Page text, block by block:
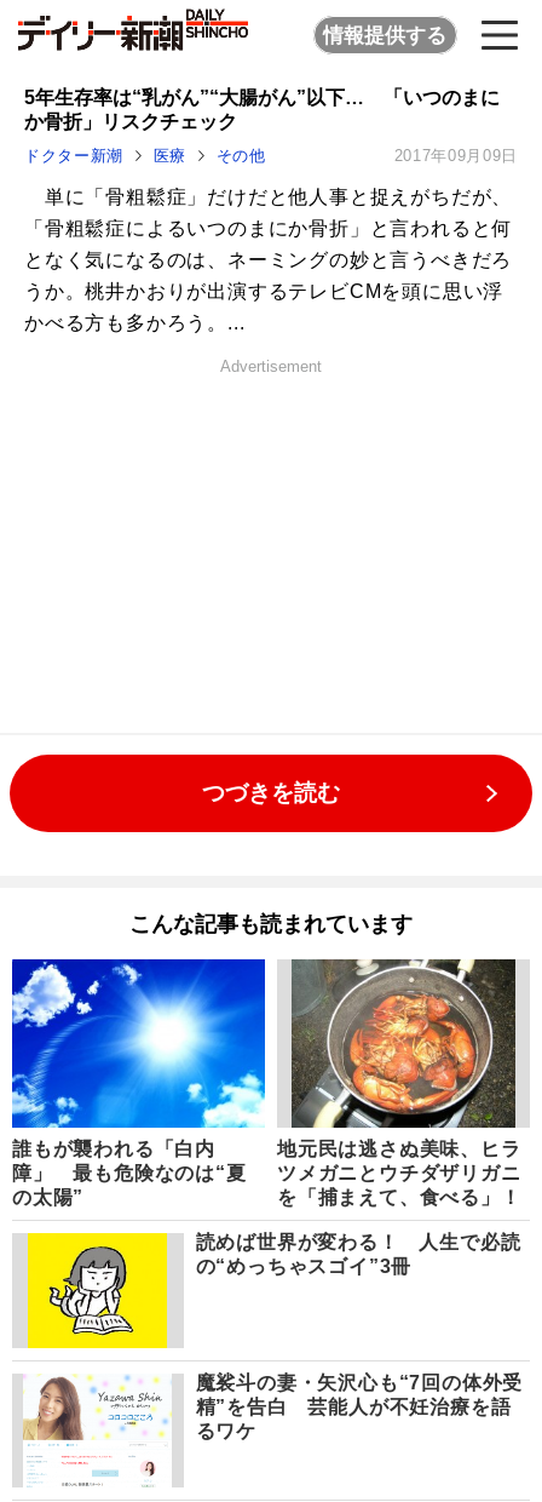
情報提供する
5年生存率は“乳がん”“大腸がん”以下… 「いつのまに
か骨折」リスクチェック
ドクター新潮 医療 その他 2017年09月09日
単に「骨粗鬆症」だけだと他人事と捉えがちだが、
「骨粗鬆症によるいつのまにか骨折」と言われると何
となく気になるのは、ネーミングの妙と言うべきだろ
うか。桃井かおりが出演するテレビCMを頭に思い浮
かべる方も多かろう。...
Advertisement
つづきを読む
こんな記事も読まれています
誰もが襲われる「白内
障」 最も危険なのは“夏
の太陽”
地元民は逃さぬ美味、ヒラ
ツメガニとウチダザリガニ
を「捕まえて、食べる」！
読めば世界が変わる！ 人生で必読
の“めっちゃスゴイ”3冊
魔裟斗の妻・矢沢心も“7回の体外受
精”を告白 芸能人が不妊治療を語
るワケ